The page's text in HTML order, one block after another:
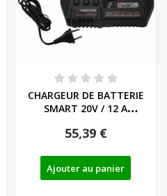
CHARGEUR DE BATTERIE
SMART 20V / 12 A
55,39 €
Ajouter au panier